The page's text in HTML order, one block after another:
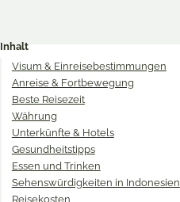
Twitter
Inhalt
Visum & Einreisebestimmungen
Anreise & Fortbewegung
Beste Reisezeit
Währung
Unterkünfte & Hotels
Gesundheitstipps
Essen und Trinken
Sehenswürdigkeiten in Indonesien
Reisekosten